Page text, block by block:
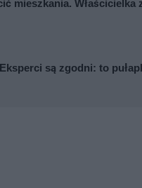
mieszkania.
są zgodni: to